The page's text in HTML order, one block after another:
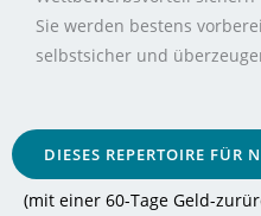
Sie werden bestens
selbstsicher und
DIESES REPERTOIRE FÜR
(mit einer 60-Tage Geld-